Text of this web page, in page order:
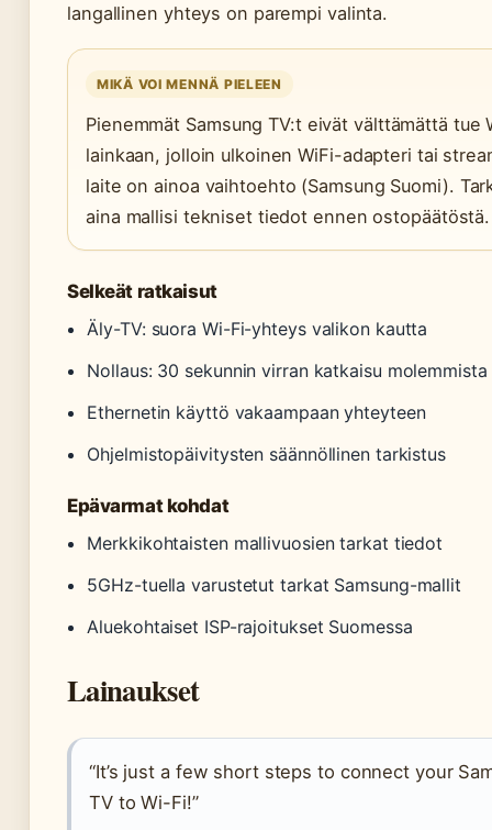
langallinen yhteys on parempi valinta.
MIKÄ VOI MENNÄ PIELEEN
Pienemmät Samsung TV:t eivät välttämättä tue
lainkaan, jolloin ulkoinen WiFi-adapteri tai
laite on ainoa vaihtoehto (Samsung Suomi).
aina mallisi tekniset tiedot ennen ostopäätöstä.
Selkeät ratkaisut
Äly-TV: suora Wi-Fi-yhteys valikon kautta
Nollaus: 30 sekunnin virran katkaisu
Ethernetin käyttö vakaampaan yhteyteen
Ohjelmistopäivitysten säännöllinen tarkistus
Epävarmat kohdat
Merkkikohtaisten mallivuosien tarkat tiedot
5GHz-tuella varustetut tarkat Samsung-mallit
Aluekohtaiset ISP-rajoitukset Suomessa
Lainaukset
“It’s just a few short steps to connect your
TV to Wi-Fi!”